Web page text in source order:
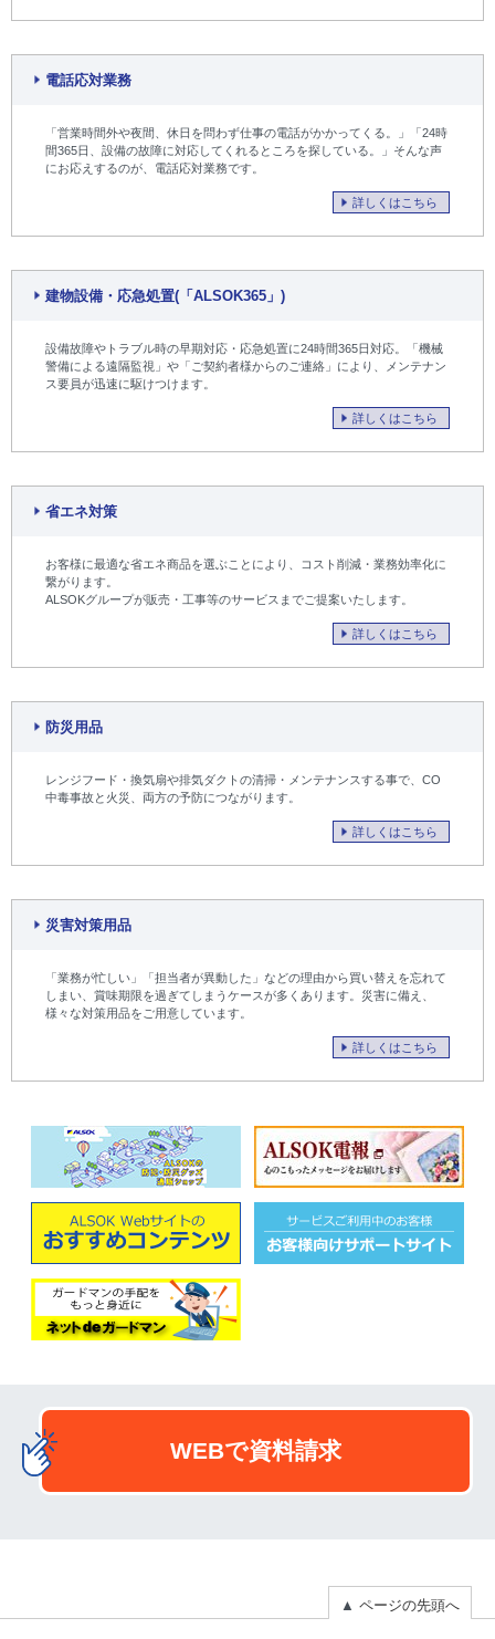
電話応対業務
「営業時間外や夜間、休日を問わず仕事の電話がかかってくる。」「24時
間365日、設備の故障に対応してくれるところを探している。」そんな声
にお応えするのが、電話応対業務です。
詳しくはこちら
建物設備・応急処置(「ALSOK365」)
設備故障やトラブル時の早期対応・応急処置に24時間365日対応。「機械
警備による遠隔監視」や「ご契約者様からのご連絡」により、メンテナン
ス要員が迅速に駆けつけます。
詳しくはこちら
省エネ対策
お客様に最適な省エネ商品を選ぶことにより、コスト削減・業務効率化に
繋がります。
ALSOKグループが販売・工事等のサービスまでご提案いたします。
詳しくはこちら
防災用品
レンジフード・換気扇や排気ダクトの清掃・メンテナンスする事で、CO
中毒事故と火災、両方の予防につながります。
詳しくはこちら
災害対策用品
「業務が忙しい」「担当者が異動した」などの理由から買い替えを忘れて
しまい、賞味期限を過ぎてしまうケースが多くあります。災害に備え、
様々な対策用品をご用意しています。
詳しくはこちら
WEBで資料請求
▲ ページの先頭へ